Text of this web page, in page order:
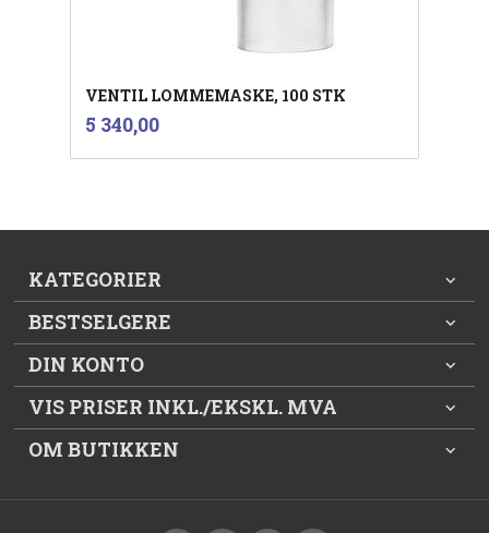
VENTIL LOMMEMASKE, 100 STK
Pris
5 340,00mva.
KATEGORIER
BESTSELGERE
DIN KONTO
VIS PRISER INKL./EKSKL. MVA
OM BUTIKKEN